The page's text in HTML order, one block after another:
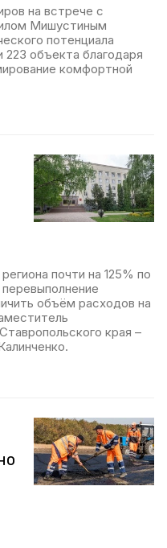
на встрече с
Мишустиным
потенциала
объекта благодаря
комфортной
почти на 125% по
объём расходов на
края –